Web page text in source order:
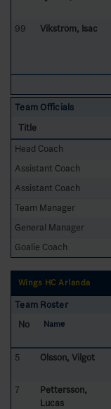
99 Vikström, Isac
Team Officials
Title
Head Coach
Assistant Coach
Assistant Coach
Team Manager
General Manager
Goalie Coach
Wings HC Arlanda
Team Roster
No
Name
5 Olsson, Vilgot
7
Pettersson,
Lucas